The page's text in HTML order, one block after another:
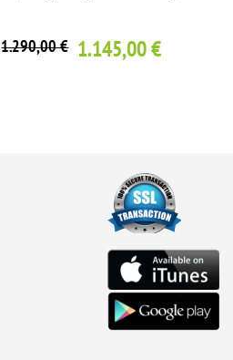
1.290,00 € 1.145,00 €